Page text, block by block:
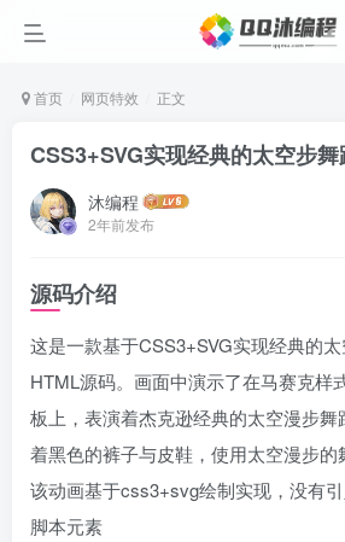
首页 网页特效 正文
CSS3+SVG实现经典的太空步
沐编程
2年前发布
源码介绍
这是一款基于CSS3+SVG实现经典的
HTML源码。画面中演示了在马赛克样
板上，表演着杰克逊经典的太空漫步
着黑色的裤子与皮鞋，使用太空漫步的
该动画基于css3+svg绘制实现，没有
脚本元素